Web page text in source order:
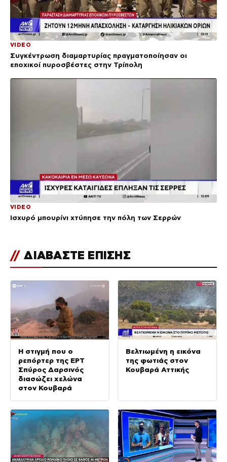
VIDEO
Συγκέντρωση διαμαρτυρίας πραγματοποίησαν οι
εποχικοί πυροσβέστες στην Τρίπολη
VIDEO
Ισχυρό μπουρίνι χτύπησε την πόλη των Σερρών
// ΔΙΑΒΑΣΤΕ ΕΠΙΣΗΣ
Η στιγμή που ο
ρεπόρτερ της ΕΡΤ
Σπύρος Δαρσινός
διασώζει χελώνα
στον Κουβαρά
Βελτιωμένη η εικόνα
της φωτιάς στον
Κουβαρά Αττικής